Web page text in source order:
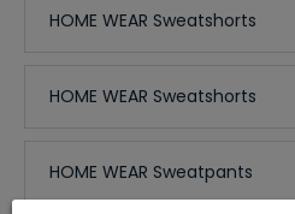
HOME WEAR Sweatshorts
HOME WEAR Sweatshorts
HOME WEAR Sweatpants